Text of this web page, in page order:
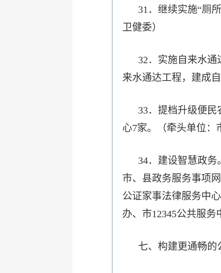
31．继续实施“厕
卫健委）
32．实施自来水
来水通达工程，建成
33．提档升级便
心7家。（牵头单位：
34．建设智慧政务
市、县政务服务事项
公证家事法律服务中
办、市12345公共服务
七、构建更通畅的